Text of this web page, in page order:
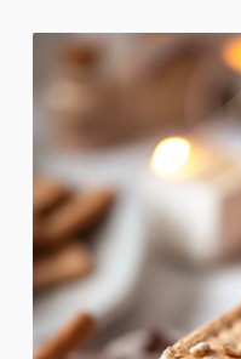
Veganes S’mores